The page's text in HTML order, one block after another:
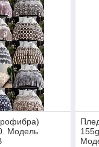
Модель